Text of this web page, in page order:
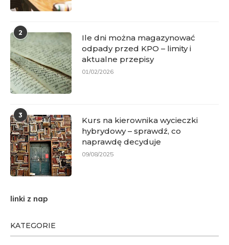
2
Ile dni można magazynować
odpady przed KPO – limity i
aktualne przepisy
01/02/2026
3
Kurs na kierownika wycieczki
hybrydowy – sprawdź, co
naprawdę decyduje
09/08/2025
linki z nap
KATEGORIE